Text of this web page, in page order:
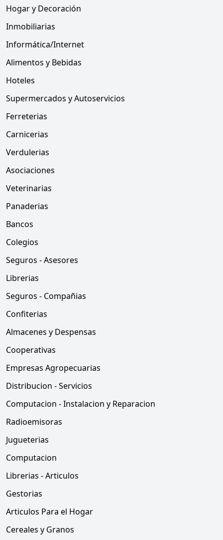
Hogar y Decoración
Inmobiliarias
Informática/Internet
Alimentos y Bebidas
Hoteles
Supermercados y Autoservicios
Ferreterias
Carnicerias
Verdulerias
Asociaciones
Veterinarias
Panaderias
Bancos
Colegios
Seguros - Asesores
Librerias
Seguros - Compañias
Confiterias
Almacenes y Despensas
Cooperativas
Empresas Agropecuarias
Distribucion - Servicios
Computacion - Instalacion y Reparacion
Radioemisoras
Jugueterias
Computacion
Librerias - Articulos
Gestorias
Articulos Para el Hogar
Cereales y Granos